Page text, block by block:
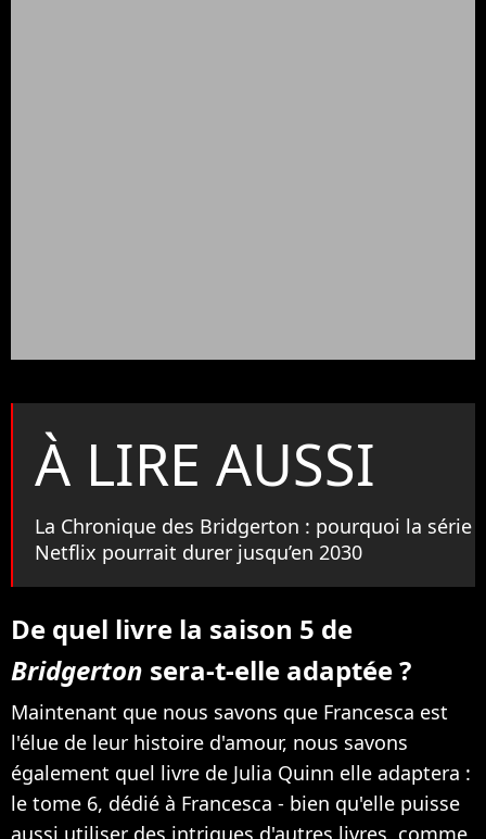
À LIRE AUSSI
La Chronique des Bridgerton : pourquoi la série
Netflix pourrait durer jusqu’en 2030
De quel livre la saison 5 de
Bridgerton sera-t-elle adaptée ?
Maintenant que nous savons que Francesca est
l'élue de leur histoire d'amour, nous savons
également quel livre de Julia Quinn elle adaptera :
le tome 6, dédié à Francesca - bien qu'elle puisse
aussi utiliser des intrigues d'autres livres, comme